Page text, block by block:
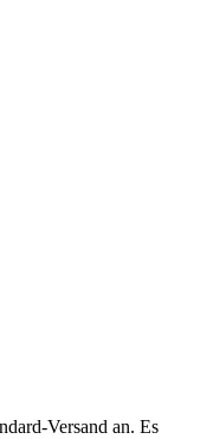
Versand an. Es